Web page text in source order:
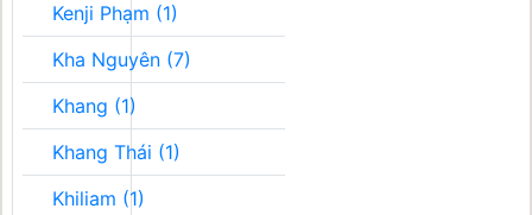
Kenji Phạm (1)
Kha Nguyên (7)
Khang (1)
Khang Thái (1)
Khiliam (1)